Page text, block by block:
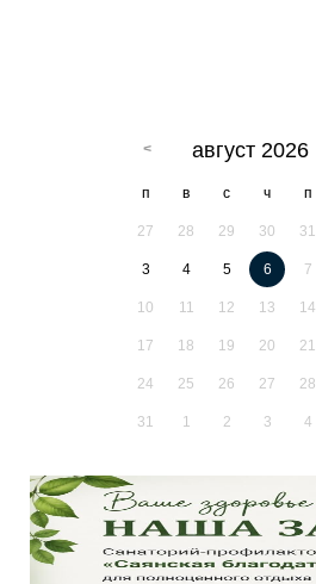
август 2026
п в с ч п
27 28 29 30 31
3 4 5 6 7
10 11 12 13 14
17 18 19 20 21
24 25 26 27 28
31 1 2 3 4